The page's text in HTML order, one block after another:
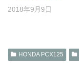
2018年9月9日
HONDA PCX125